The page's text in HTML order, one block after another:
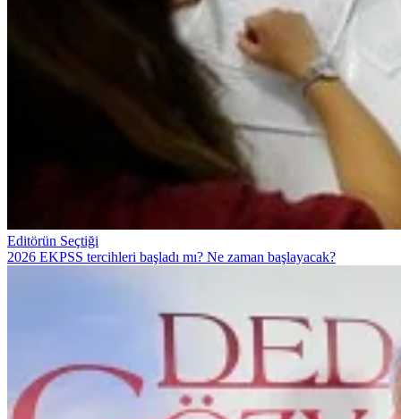
Editörün Seçtiği
2026 EKPSS tercihleri başladı mı? Ne zaman başlayacak?